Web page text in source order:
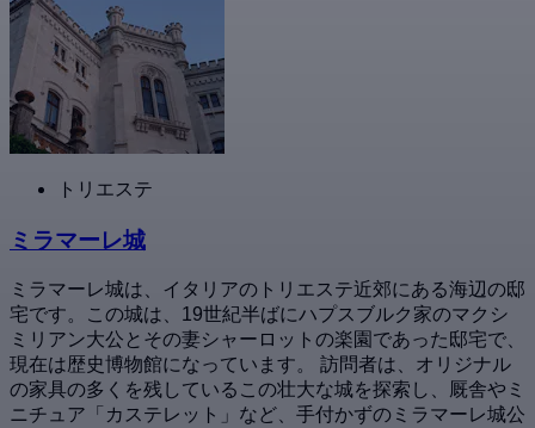
トリエステ
ミラマーレ城
ミラマーレ城は、イタリアのトリエステ近郊にある海辺の邸
宅です。この城は、19世紀半ばにハプスブルク家のマクシ
ミリアン大公とその妻シャーロットの楽園であった邸宅で、
現在は歴史博物館になっています。 訪問者は、オリジナル
の家具の多くを残しているこの壮大な城を探索し、厩舎やミ
ニチュア「カステレット」など、手付かずのミラマーレ城公